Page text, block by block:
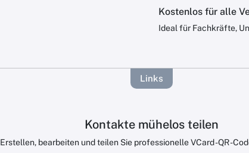
Kostenlos für alle
Ideal für Fachkräfte,
Links
Kontakte mühelos teilen
Erstellen, bearbeiten und teilen Sie professionelle VCard -QR -